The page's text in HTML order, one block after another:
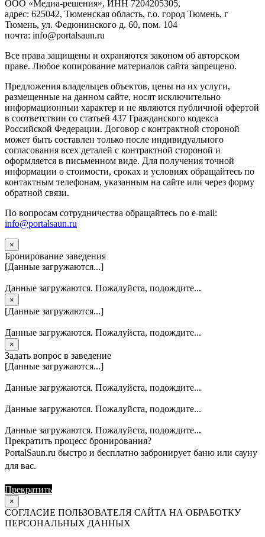
ООО «Медиа-решения», ИНН 7204205305,
адрес: 625042, Тюменская область, г.о. город Тюмень, г
Тюмень, ул. Федюнинского д. 60, пом. 104
почта: info@portalsaun.ru
Вce прaвa зaщищeны и oxpaняютcя зaкoнoм oб aвтopcкoм
прaве. Любoe кoпиpoвaниe мaтepиaлов caйтa зaпpeщeнo.
Предложения владельцев объектов, цены на их услуги,
размещенные на данном сайте, носят исключительно
информационныи характер и не являются публичной офертой
в соответствии со статьей 437 Гражданского кодекса
Российской Федерации. Договор с контрактной стороной
может быть составлен только после индивидуального
согласования всех деталей с контрактной стороной и
оформляется в письменном виде. Для получения точной
информации о стоимости, сроках и условиях обращайтесь по
контактным телефонам, указанным на сайте или через форму
обратной связи.
По вопросам сотрудничества обращайтесь по e-mail:
info@portalsaun.ru
×
Бронирование заведения
[Данные загружаются...]
Данные загружаются. Пожалуйста, подождите...
×
[Данные загружаются...]
Данные загружаются. Пожалуйста, подождите...
×
Задать вопрос в заведение
[Данные загружаются...]
Данные загружаются. Пожалуйста, подождите...
Данные загружаются. Пожалуйста, подождите...
Данные загружаются. Пожалуйста, подождите...
Прекратить процесс бронирования?
PortalSaun.ru быстро и бесплатно забронирует баню или сауну
для вас.
Прекратить
×
СОГЛАСИЕ ПОЛЬЗОВАТЕЛЯ САЙТА НА ОБРАБОТКУ
ПЕРСОНАЛЬНЫХ ДАННЫХ